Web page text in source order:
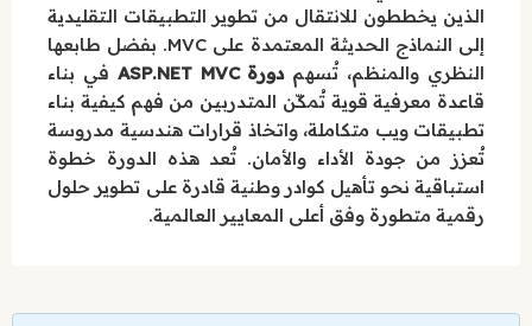
الذين يخططون للانتقال من تطوير التطبيقات التقليدية
إلى النماذج الحديثة المعتمدة على MVC. بفضل طابعها
النظري والمنظم، تُسهمدورة ASP.NET MVC
في بناء
قاعدة معرفية قوية تُمكّن المتدربين من فهم كيفية بناء
تطبيقات ويب متكاملة، واتخاذ قرارات هندسية مدروسة
تُعزز من جودة الأداء والأمان. تُعد هذه الدورة خطوة
استباقية نحو تأهيل كوادر وطنية قادرة على تطوير حلول
رقمية متطورة وفق أعلى المعايير العالمية.